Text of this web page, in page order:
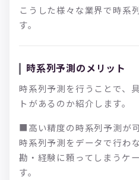
こうした様々な業界で時系
す。
時系列予測のメリット
時系列予測を行うことで、
トがあるのか紹介します。
■高い精度の時系列予測が
時系列予測をデータで行わ
勘・経験に頼ってしまうケ
す。